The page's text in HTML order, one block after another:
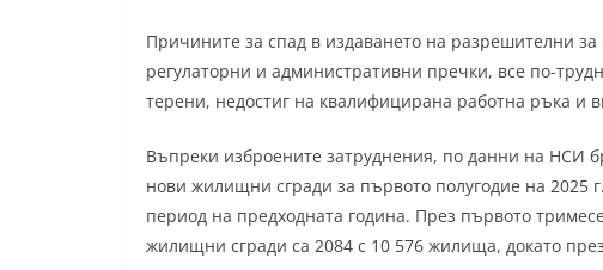
Причините за спад в издаването на разрешителни
регулаторни и административни пречки, все по-
терени, недостиг на квалифицирана работна ръка и
Въпреки изброените затруднения, по данни на НСИ
нови жилищни сгради за първото полугодие на 2025
период на предходната година. През първото
жилищни сгради са 2084 с 10 576 жилища, докато